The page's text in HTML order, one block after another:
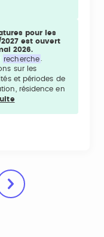
pour les
est ouvert
2026.
recherche
sur les
et périodes de
résidence en